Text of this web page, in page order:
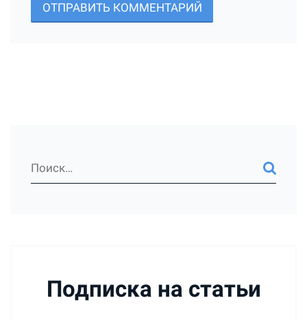
ОТПРАВИТЬ КОММЕНТАРИЙ
Подписка на статьи